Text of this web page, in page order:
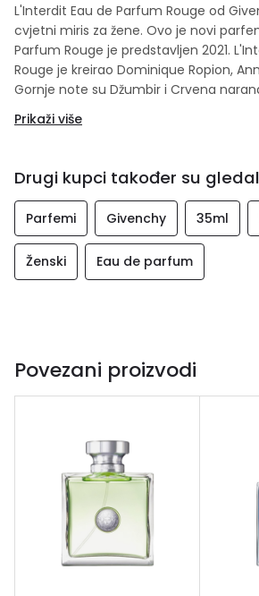
L'Interdit Eau de Parfum Rouge od
cvjetni miris za žene. Ovo je novi
Parfum Rouge je predstavljen 2021.
Rouge je kreirao Dominique Ropion,
Gornje note su Džumbir i Crvena
drvo, pačuli i vetiver.
Prikaži više
Drugi kupci također su
Parfemi Givenchy 35ml
Ženski Eau de parfum
Povezani proizvodi